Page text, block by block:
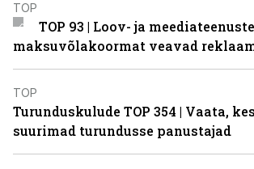
TOP
TOP 93 | Loov- ja
maksuvõlakoormat veavad
TOP
Turunduskulude TOP 354 | Vaata,
suurimad turundusse panustajad